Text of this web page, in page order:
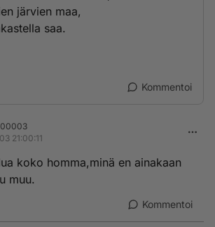
järvien maa,
saa.
Kommentoi
21:00:11
koko homma,minä en ainakaan
muu.
Kommentoi